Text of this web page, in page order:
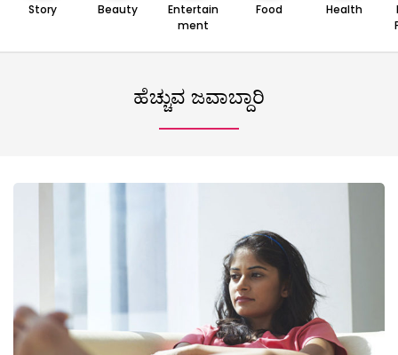
Story Beauty
Entertain
ment
Food Health
ಹೆಚ್ಚುವ ಜವಾಬ್ದಾರಿ